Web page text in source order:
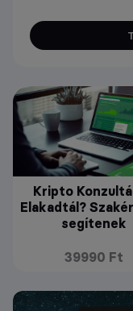
Kripto
Elakadtál?
segítenek
39990 Ft